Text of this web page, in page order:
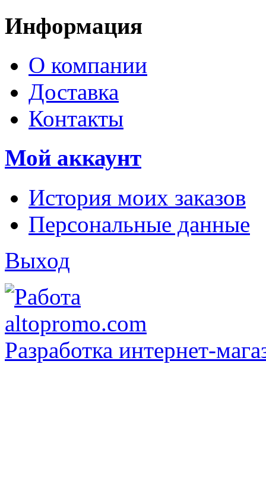
Информация
О компании
Доставка
Контакты
Мой аккаунт
История моих заказов
Персональные данные
Выход
Разработка интернет-